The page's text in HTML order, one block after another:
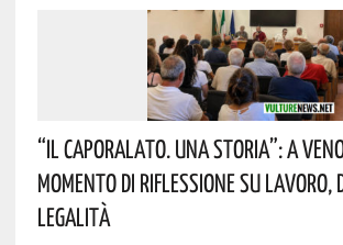
“Il Caporalato. Una Storia”: A
Momento Di Riflessione Su Lavoro,
Legalità